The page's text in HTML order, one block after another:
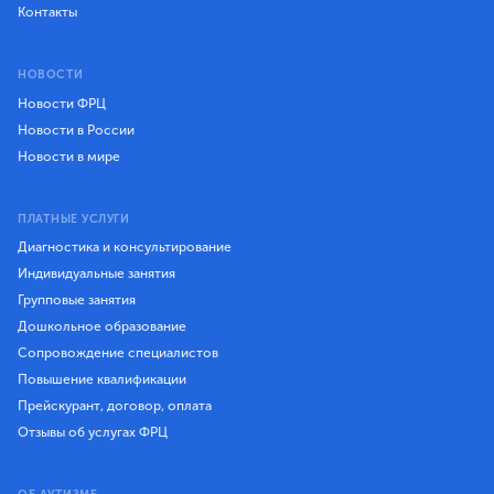
Контакты
НОВОСТИ
Новости ФРЦ
Новости в России
Новости в мире
ПЛАТНЫЕ УСЛУГИ
Диагностика и консультирование
Индивидуальные занятия
Групповые занятия
Дошкольное образование
Сопровождение специалистов
Повышение квалификации
Прейскурант, договор, оплата
Отзывы об услугах ФРЦ